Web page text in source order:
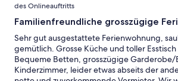
des Onlineauftritts
Familienfreundliche grosszügige
Sehr gut ausgestattete Ferienwohnung,
gemütlich. Grosse Küche und toller
Bequeme Betten, grosszügige Garderobe/
Kinderzimmer, leider etwas abseits der